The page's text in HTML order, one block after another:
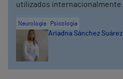
utilizados internacionalmente.
Neurología Psicología
Ariadna Sánchez Suárez